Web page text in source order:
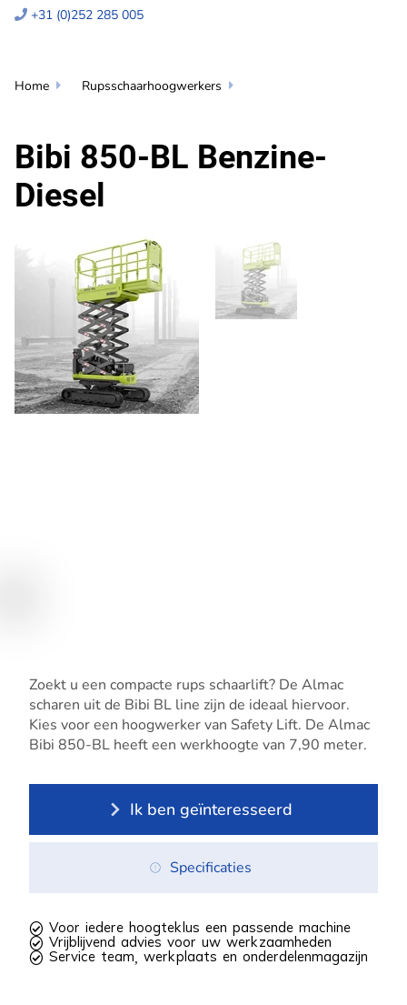
 +31 (0)252 285 005
Zoekt u een compacte rups schaarlift? De Almac
scharen uit de Bibi BL line zijn de ideaal hiervoor.
Kies voor een hoogwerker van Safety Lift. De Almac
Bibi 850-BL heeft een werkhoogte van 7,90 meter.
 Voor iedere hoogteklus een passende machine
 Vrijblijvend advies voor uw werkzaamheden
 Service team, werkplaats en onderdelenmagazijn
Ik ben geïnteresseerd
Specificaties
Bibi 850-BL Benzine-
Diesel
Home  Rupsschaarhoogwerkers 